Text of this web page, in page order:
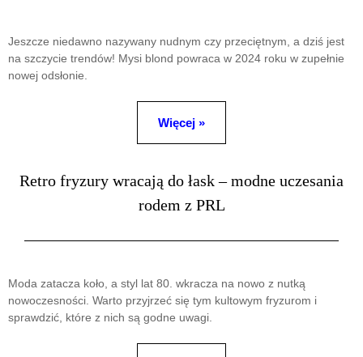
Jeszcze niedawno nazywany nudnym czy przeciętnym, a dziś jest
na szczycie trendów! Mysi blond powraca w 2024 roku w zupełnie
nowej odsłonie.
Więcej »
Retro fryzury wracają do łask – modne uczesania
rodem z PRL
Moda zatacza koło, a styl lat 80. wkracza na nowo z nutką
nowoczesności. Warto przyjrzeć się tym kultowym fryzurom i
sprawdzić, które z nich są godne uwagi.